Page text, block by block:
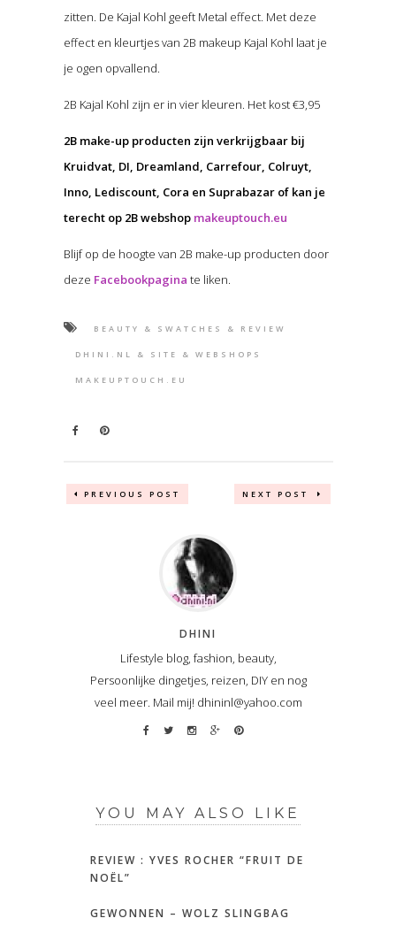
zitten. De Kajal Kohl geeft Metal effect. Met deze
effect en kleurtjes van 2B makeup Kajal Kohl laat je
je ogen opvallend.
2B Kajal Kohl zijn er in vier kleuren. Het kost €3,95
2B make-up producten zijn verkrijgbaar bij
Kruidvat, DI, Dreamland, Carrefour, Colruyt,
Inno, Lediscount, Cora en Suprabazar of kan je
terecht op 2B webshop makeuptouch.eu
Blijf op de hoogte van 2B make-up producten door
deze Facebookpagina te liken.
BEAUTY & SWATCHES & REVIEW
DHINI.NL & SITE & WEBSHOPS
MAKEUPTOUCH.EU
PREVIOUS POST NEXT POST
DHINI
Lifestyle blog, fashion, beauty,
Persoonlijke dingetjes, reizen, DIY en nog
veel meer. Mail mij! dhininl@yahoo.com
YOU MAY ALSO LIKE
REVIEW : YVES ROCHER “FRUIT DE
NOËL”
GEWONNEN – WOLZ SLINGBAG